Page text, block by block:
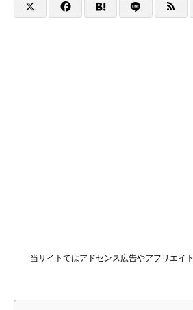
当サイトではアドセンス広告やアフリエイ